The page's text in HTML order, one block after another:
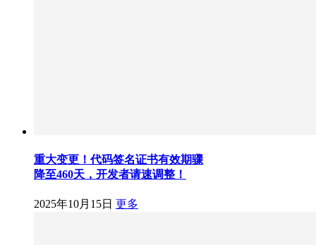
重大变更！代码签名证书有效期骤
降至460天，开发者请速调整！
2025年10月15日 更多